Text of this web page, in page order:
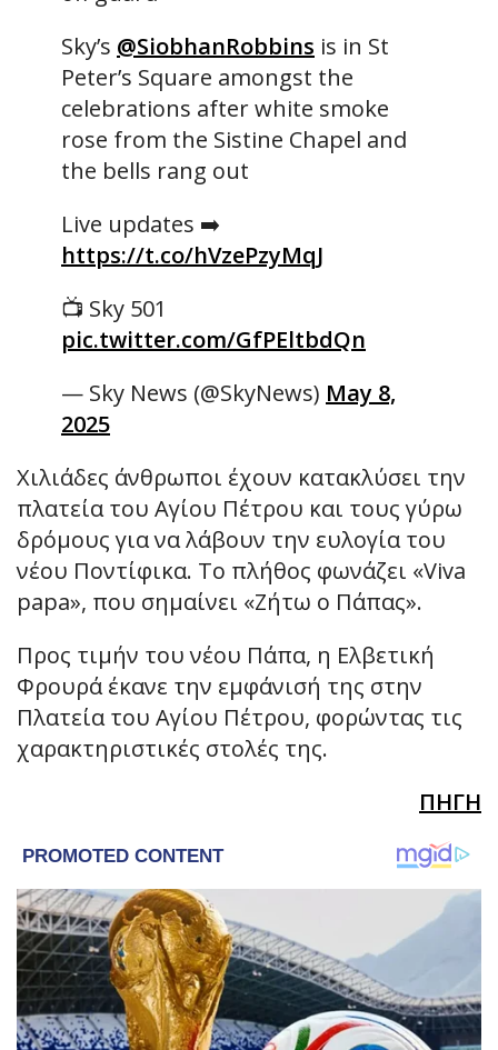
Sky’s @SiobhanRobbins is in St
Peter’s Square amongst the
celebrations after white smoke
rose from the Sistine Chapel and
the bells rang out
Live updates ➡️
https://t.co/hVzePzyMqJ
📺 Sky 501
pic.twitter.com/GfPEltbdQn
— Sky News (@SkyNews) May 8,
2025
Χιλιάδες άνθρωποι έχουν κατακλύσει την
πλατεία του Αγίου Πέτρου και τους γύρω
δρόμους για να λάβουν την ευλογία του
νέου Ποντίφικα. Το πλήθος φωνάζει «Viva
papa», που σημαίνει «Ζήτω ο Πάπας».
Προς τιμήν του νέου Πάπα, η Ελβετική
Φρουρά έκανε την εμφάνισή της στην
Πλατεία του Αγίου Πέτρου, φορώντας τις
χαρακτηριστικές στολές της.
ΠΗΓΗ